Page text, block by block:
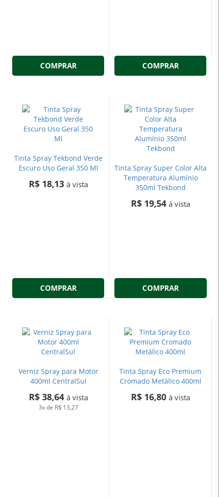
COMPRAR COMPRAR
Tinta Spray Tekbond Verde
Escuro Uso Geral 350 Ml
R$ 18,13 à vista
COMPRAR
Tinta Spray Super Color Alta
Temperatura Alumínio
350ml Tekbond
R$ 19,54 à vista
COMPRAR
Verniz Spray para Motor
400ml CentralSul
R$ 38,64 à vista
3xde R$ 13,27
Tinta Spray Eco Premium
Cromado Metálico 400ml
R$ 16,80 à vista